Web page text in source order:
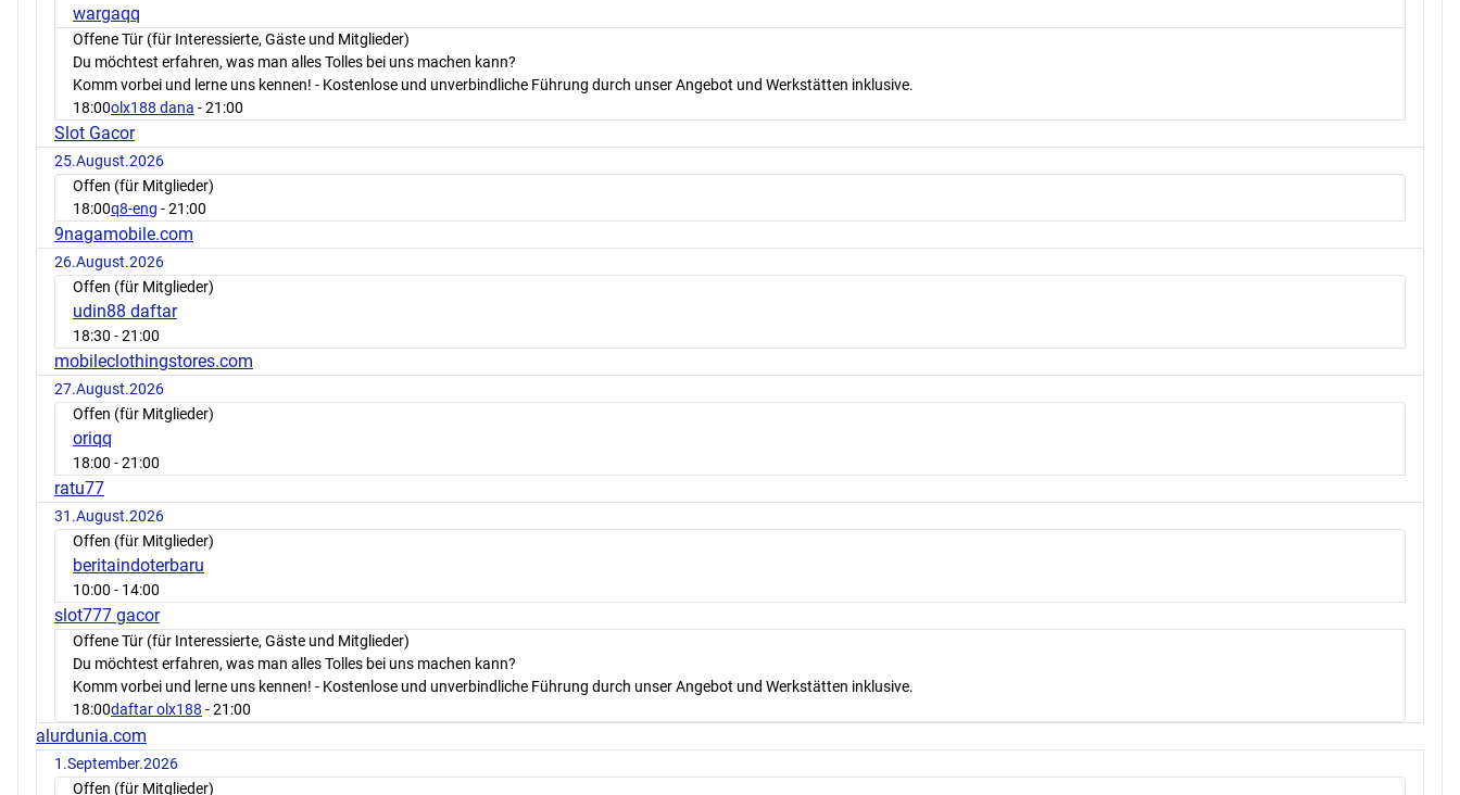
wargaqq
Offene Tür (für Interessierte, Gäste und Mitglieder)
Du möchtest erfahren, was man alles Tolles bei uns machen kann?
Komm vorbei und lerne uns kennen! - Kostenlose und unverbindliche Führung durch unser Angebot und Werkstätten inklusive.
18:00olx188 dana - 21:00
Slot Gacor
25.August.2026
Offen (für Mitglieder)
18:00q8-eng - 21:00
9nagamobile.com
26.August.2026
Offen (für Mitglieder)
udin88 daftar
18:30 - 21:00
mobileclothingstores.com
27.August.2026
Offen (für Mitglieder)
oriqq
18:00 - 21:00
ratu77
31.August.2026
Offen (für Mitglieder)
beritaindoterbaru
10:00 - 14:00
slot777 gacor
Offene Tür (für Interessierte, Gäste und Mitglieder)
Du möchtest erfahren, was man alles Tolles bei uns machen kann?
Komm vorbei und lerne uns kennen! - Kostenlose und unverbindliche Führung durch unser Angebot und Werkstätten inklusive.
18:00daftar olx188 - 21:00
alurdunia.com
1.September.2026
Offen (für Mitglieder)